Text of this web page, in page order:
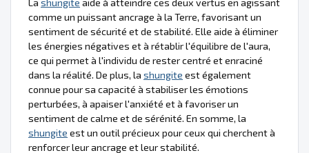
La shungite aide à atteindre ces deux vertus en agissant
comme un puissant ancrage à la Terre, favorisant un
sentiment de sécurité et de stabilité. Elle aide à éliminer
les énergies négatives et à rétablir l'équilibre de l'aura,
ce qui permet à l'individu de rester centré et enraciné
dans la réalité. De plus, la shungite est également
connue pour sa capacité à stabiliser les émotions
perturbées, à apaiser l'anxiété et à favoriser un
sentiment de calme et de sérénité. En somme, la
shungite est un outil précieux pour ceux qui cherchent à
renforcer leur ancrage et leur stabilité.